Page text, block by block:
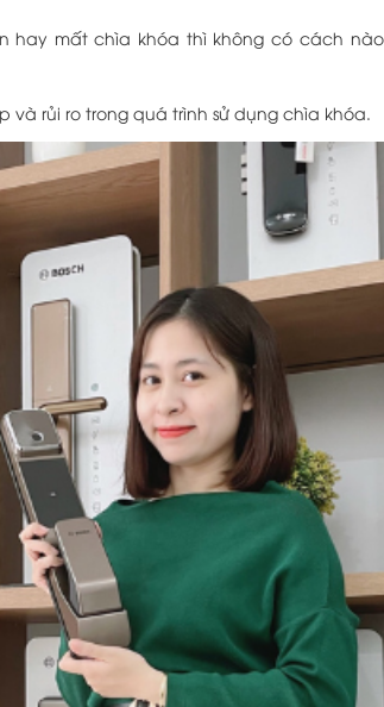
hay mất chìa khóa thì không có cách
rủi ro trong quá trình sử dụng chìa khóa.